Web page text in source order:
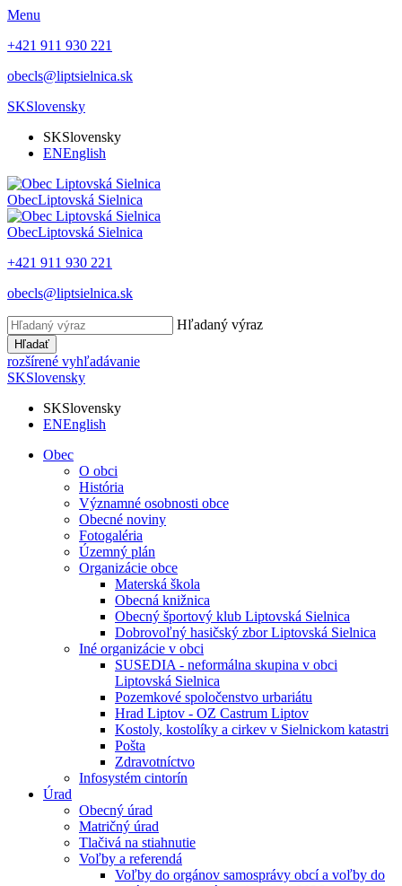
Menu
+421 911 930 221
obecls@liptsielnica.sk
SKSlovensky
SKSlovensky
ENEnglish
ObecLiptovská Sielnica
ObecLiptovská Sielnica
+421 911 930 221
obecls@liptsielnica.sk
Hľadaný výraz
Hľadať
rozšírené vyhľadávanie
SKSlovensky
SKSlovensky
ENEnglish
Obec
O obci
História
Významné osobnosti obce
Obecné noviny
Fotogaléria
Územný plán
Organizácie obce
Materská škola
Obecná knižnica
Obecný športový klub Liptovská Sielnica
Dobrovoľný hasičský zbor Liptovská Sielnica
Iné organizácie v obci
SUSEDIA - neformálna skupina v obci
Liptovská Sielnica
Pozemkové spoločenstvo urbariátu
Hrad Liptov - OZ Castrum Liptov
Kostoly, kostolíky a cirkev v Sielnickom katastri
Pošta
Zdravotníctvo
Infosystém cintorín
Úrad
Obecný úrad
Matričný úrad
Tlačivá na stiahnutie
Voľby a referendá
Voľby do orgánov samosprávy obcí a voľby do